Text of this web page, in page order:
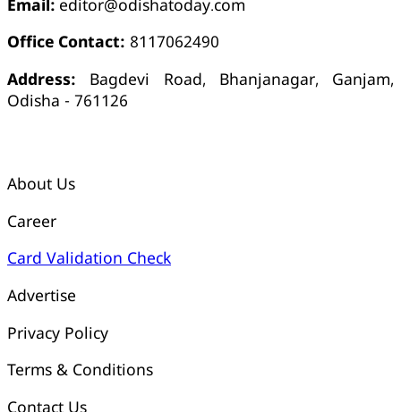
Office Contact: 8117062490
Address: Bagdevi Road, Bhanjanagar, Ganjam,
Odisha - 761126
About Us
Career
Card Validation Check
Advertise
Privacy Policy
Terms & Conditions
Contact Us